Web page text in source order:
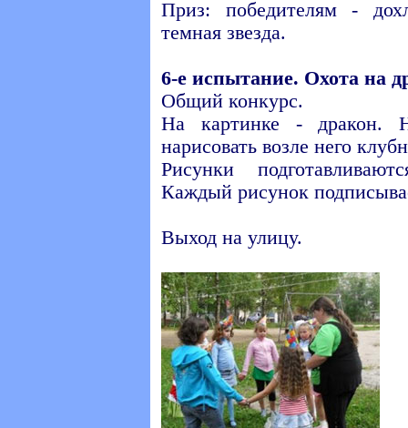
Приз: победителям -
темная звезда.
6-е испытание. Охота на
Общий конкурс.
На картинке - дракон.
нарисовать возле него
Рисунки
Каждый рисунок
Выход на улицу.